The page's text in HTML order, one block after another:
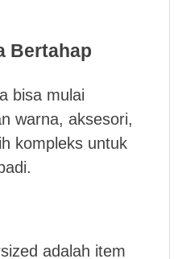
Bertahap
bisa mulai
warna, aksesori,
kompleks untuk
adalah item